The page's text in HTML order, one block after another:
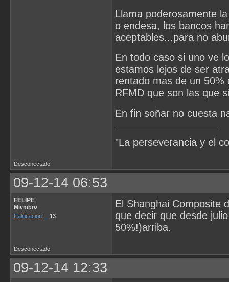
Llama poderosamente
o endesa, los bancos
aceptables...para no
En todo caso si uno ve
estamos lejos de ser
rentado mas de un 50%
RFMD que son las que
En fin soñar no cuesta
"La perseverancia y el
Desconectado
09-12-14 06:53
FELIPE
Miembro
Calificacion : 13
El Shanghai Composite
que decir que desde
50%!)arriba.
Desconectado
09-12-14 12:33